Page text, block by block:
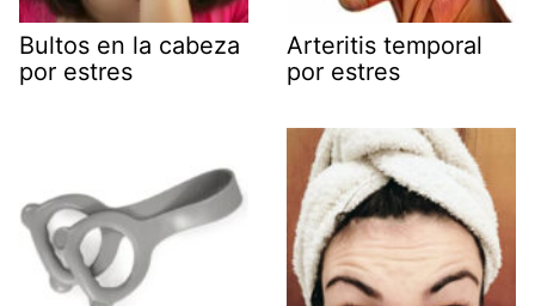
Bultos en la cabeza
por estres
Arteritis temporal
por estres